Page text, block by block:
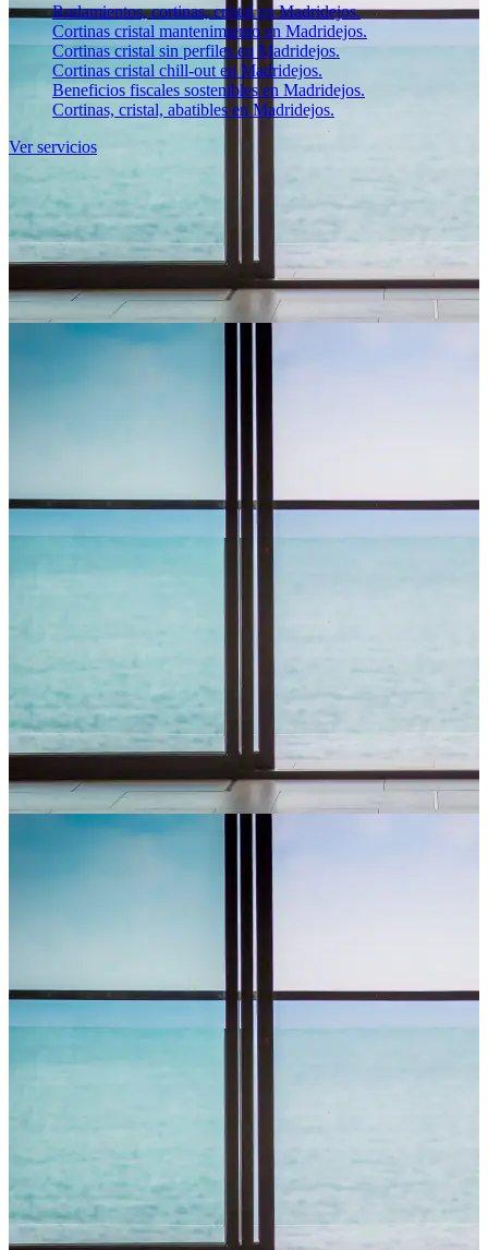
Rodamientos, cortinas, cristal en Madridejos.
Cortinas cristal mantenimiento en Madridejos.
Cortinas cristal sin perfiles en Madridejos.
Cortinas cristal chill-out en Madridejos.
Beneficios fiscales sostenibles en Madridejos.
Cortinas, cristal, abatibles en Madridejos.
Ver servicios